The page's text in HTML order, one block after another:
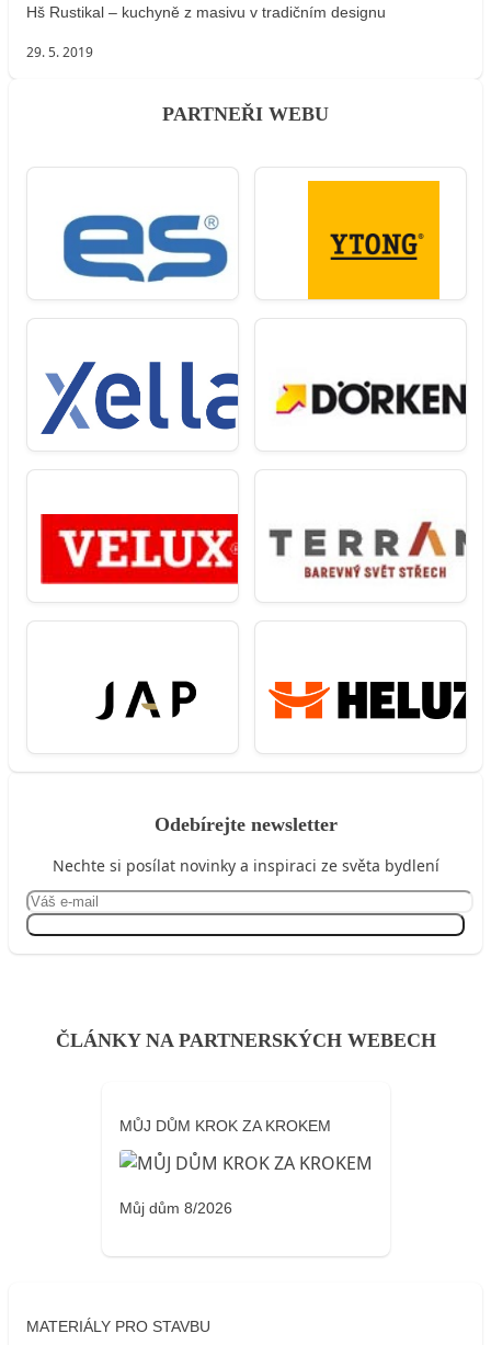
Hš Rustikal – kuchyně z masivu v tradičním designu
29. 5. 2019
PARTNEŘI WEBU
Odebírejte newsletter
Nechte si posílat novinky a inspiraci ze světa bydlení
ČLÁNKY NA PARTNERSKÝCH WEBECH
MŮJ DŮM KROK ZA KROKEM
Můj dům 8/2026
MATERIÁLY PRO STAVBU